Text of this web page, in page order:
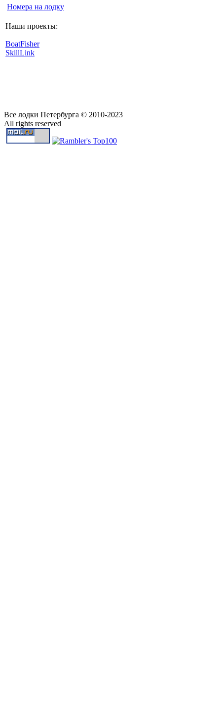
Номера на лодку
Наши проекты:
BoatFisher
SkillLink
Все лодки Петербурга © 2010-2023
All rights reserved